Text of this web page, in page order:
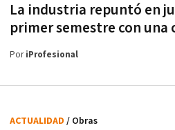
La industria repuntó en
primer semestre con una
PoriProfesional
ACTUALIDAD / Obras